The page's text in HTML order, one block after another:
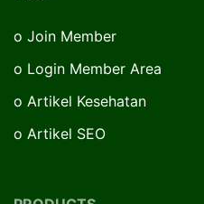
o Join Member
o Login Member Area
o Artikel Kesehatan
o Artikel SEO